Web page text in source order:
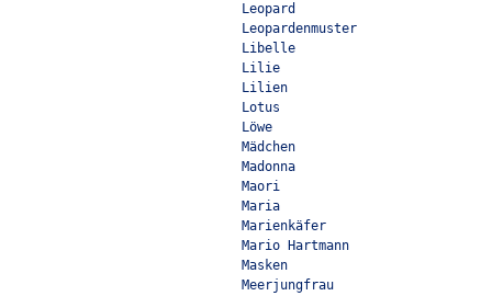
Leopard
Leopardenmuster
Libelle
Lilie
Lilien
Lotus
Löwe
Mädchen
Madonna
Maori
Maria
Marienkäfer
Mario Hartmann
Masken
Meerjungfrau